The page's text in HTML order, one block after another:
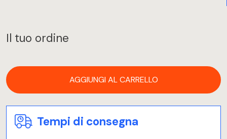
Il tuo ordine
AGGIUNGI AL CARRELLO
Tempi di consegna